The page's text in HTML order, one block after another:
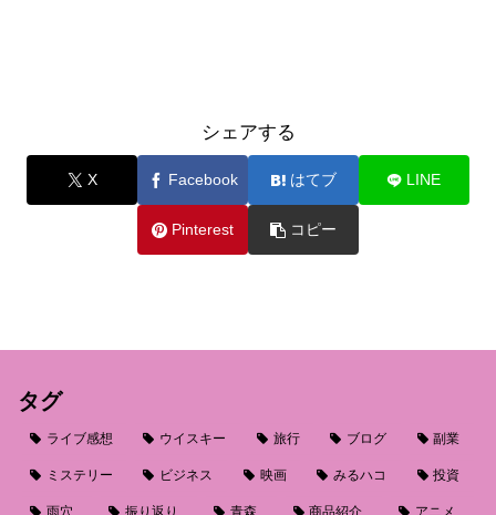
シェアする
X Facebook はてブ LINE
Pinterest コピー
タグ
ライブ感想 ウイスキー 旅行 ブログ 副業
ミステリー ビジネス 映画 みるハコ 投資